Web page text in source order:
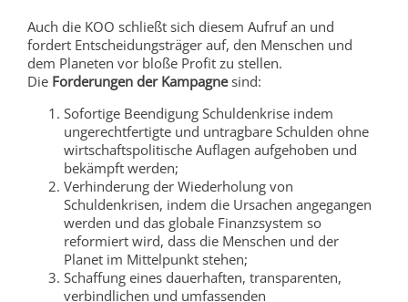
Auch die KOO schließt sich diesem Aufruf an und
fordert Entscheidungsträger auf, den Menschen und
dem Planeten vor bloße Profit zu stellen.
Die Forderungen der Kampagnesind:
Sofortige Beendigung Schuldenkrise indem
ungerechtfertigte und untragbare Schulden ohne
wirtschaftspolitische Auflagen aufgehoben und
bekämpft werden;
Verhinderung der Wiederholung von
Schuldenkrisen, indem die Ursachen angegangen
werden und das globale Finanzsystem so
reformiert wird, dass die Menschen und der
Planet im Mittelpunkt stehen;
Schaffung eines dauerhaften, transparenten,
verbindlichen und umfassenden